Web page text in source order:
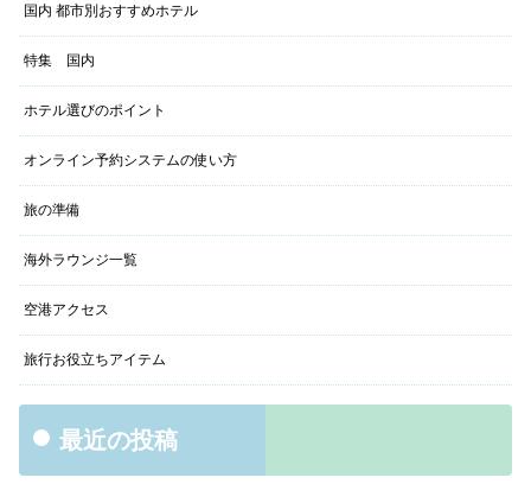
国内 都市別おすすめホテル
特集 国内
ホテル選びのポイント
オンライン予約システムの使い方
旅の準備
海外ラウンジ一覧
空港アクセス
旅行お役立ちアイテム
最近の投稿